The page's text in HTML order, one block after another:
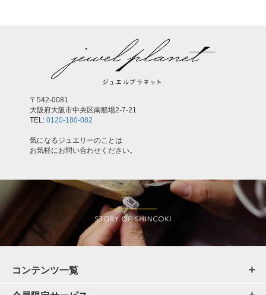
〒542-0081
大阪府大阪市中央区南船場2-7-21
TEL: 0120-180-082
気になるジュエリーのことは
お気軽にお問い合わせください。
コンテンツ一覧